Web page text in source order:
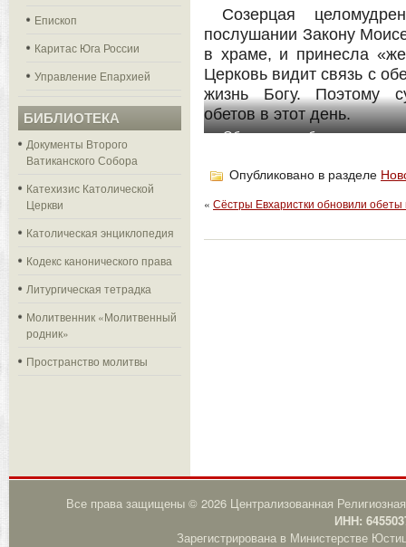
Епископ
Каритас Юга России
Управление Епархией
БИБЛИОТЕКА
Документы Второго
Ватиканского Собора
Катехизис Католической
Церкви
Католическая энциклопедия
Кодекс канонического права
Литургическая тетрадка
Молитвенник «Молитвенный
родник»
Пространство молитвы
Созерцая
послушании Закону
в храме, и принесла
Церковь видит связь с
жизнь Богу. Поэтому
обетов в этот день.
Обновление обетов
Кафедральный Собор
Опубликовано в разделе
« Сёстры Евхаристки обновили обеты
Все права защищены © 2026 Централизованная
ИНН:
Зарегистрирована в Министерстве